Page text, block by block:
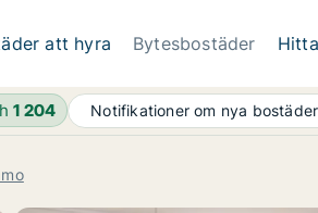
att hyra Bytesbostäder
1 204 Notifikationer om nya